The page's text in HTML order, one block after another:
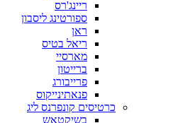
ריינג'רס
ספורטינג ליסבון
ראן
ריאל בטיס
מארסיי
ברייטון
פרייבורג
פנאתינייקוס
כרטיסים קונפרנס ליג
בשיקטאש